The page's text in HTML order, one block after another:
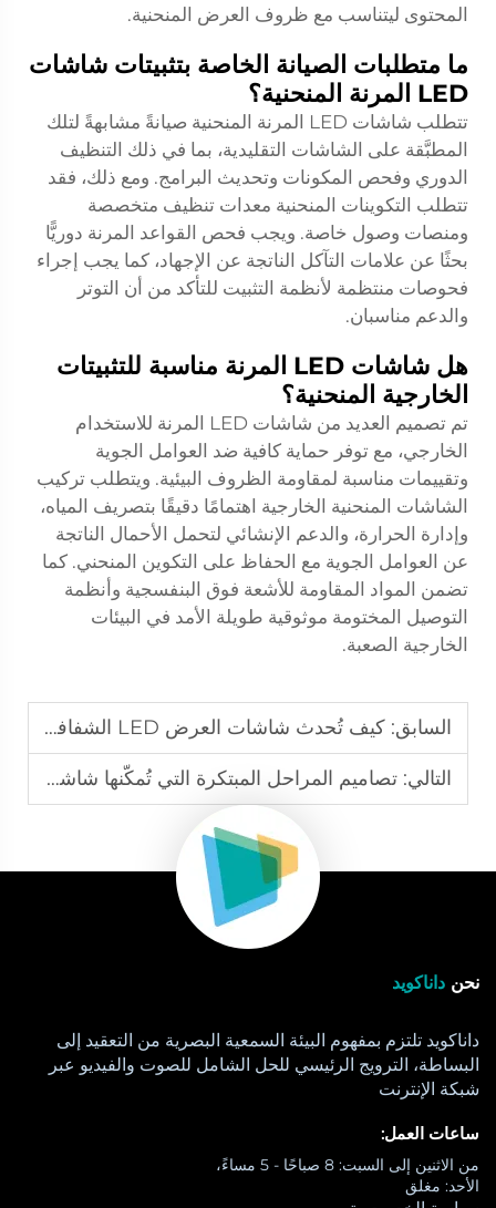
المحتوى ليتناسب مع ظروف العرض المنحنية.
ما متطلبات الصيانة الخاصة بتثبيتات شاشات
LED المرنة المنحنية؟
تتطلب شاشات LED المرنة المنحنية صيانةً مشابهةً لتلك
المطبَّقة على الشاشات التقليدية، بما في ذلك التنظيف
الدوري وفحص المكونات وتحديث البرامج. ومع ذلك، فقد
تتطلب التكوينات المنحنية معدات تنظيف متخصصة
ومنصات وصول خاصة. ويجب فحص القواعد المرنة دوريًّا
بحثًا عن علامات التآكل الناتجة عن الإجهاد، كما يجب إجراء
فحوصات منتظمة لأنظمة التثبيت للتأكد من أن التوتر
والدعم مناسبان.
هل شاشات LED المرنة مناسبة للتثبيتات
الخارجية المنحنية؟
تم تصميم العديد من شاشات LED المرنة للاستخدام
الخارجي، مع توفر حماية كافية ضد العوامل الجوية
وتقييمات مناسبة لمقاومة الظروف البيئية. ويتطلب تركيب
الشاشات المنحنية الخارجية اهتمامًا دقيقًا بتصريف المياه،
وإدارة الحرارة، والدعم الإنشائي لتحمل الأحمال الناتجة
عن العوامل الجوية مع الحفاظ على التكوين المنحني. كما
تضمن المواد المقاومة للأشعة فوق البنفسجية وأنظمة
التوصيل المختومة موثوقية طويلة الأمد في البيئات
الخارجية الصعبة.
السابق: كيف تُحدث شاشات العرض LED الشفافة ثورةً في واجهات متاجر التجزئة
التالي: تصاميم المراحل المبتكرة التي تُمكّنها شاشات LED المرنة
نحن داناكويد
داناكويد تلتزم بمفهوم البيئة السمعية البصرية من التعقيد إلى
البساطة، الترويج الرئيسي للحل الشامل للصوت والفيديو عبر
شبكة الإنترنت
ساعات العمل:
من الاثنين إلى السبت: 8 صباحًا - 5 مساءً،
الأحد: مغلق